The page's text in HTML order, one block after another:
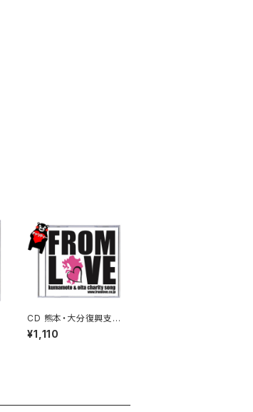
CD 熊本・大分復興支援
ソングFROM LOVE
¥1,110